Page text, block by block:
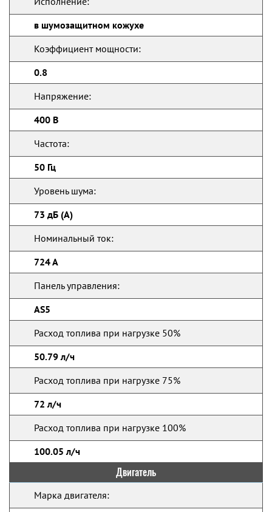
в шумозащитном кожухе
Коэффициент мощности:
0.8
Напряжение:
400 В
Частота:
50 Гц
Уровень шума:
73 дБ (А)
Номинальный ток:
724 А
Панель управления:
AS5
Расход топлива при нагрузке 50%
50.79 л/ч
Расход топлива при нагрузке 75%
72 л/ч
Расход топлива при нагрузке 100%
100.05 л/ч
Двигатель
Марка двигателя: